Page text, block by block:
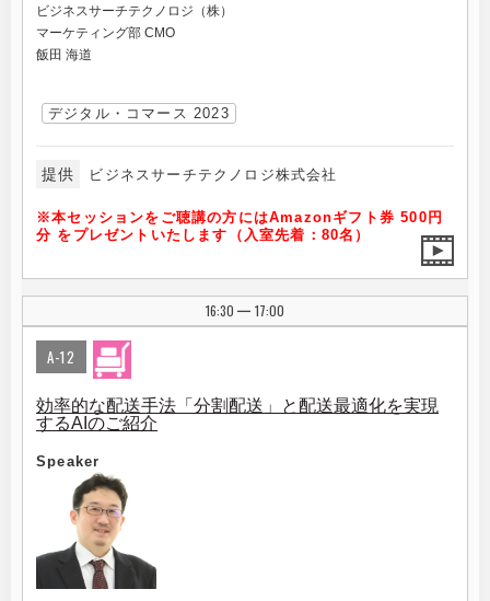
ビジネスサーチテクノロジ（株）
マーケティング部 CMO
飯田 海道
デジタル・コマース 2023
提供 ビジネスサーチテクノロジ株式会社
※本セッションをご聴講の方にはAmazonギフト券 500円
分 をプレゼントいたします（入室先着：80名）
16:30 | 17:00
A-12
効率的な配送手法「分割配送」と配送最適化を実現
するAIのご紹介
Speaker